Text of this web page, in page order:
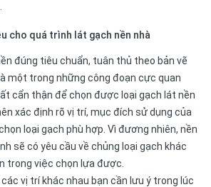
cho quá trình lát gạch nền nhà
đúng tiêu chuẩn, tuân thủ theo bản vẽ
một trong những công đoạn cực quan
cẩn thận để chọn được loại gạch lát nền
xác định rõ vị trí, mục đích sử dụng của
loại gạch phù hợp. Vì đương nhiên, nền
sẽ có yêu cầu về chủng loại gạch khác
trong việc chọn lựa được.
vị trí khác nhau bạn cần lưu ý trong lúc